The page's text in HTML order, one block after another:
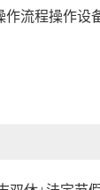
流程操作设